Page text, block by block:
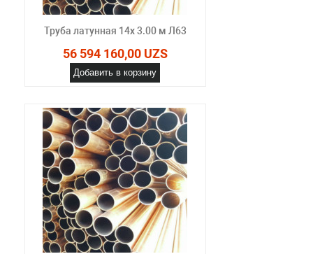
Труба латунная 14х 3.00 м Л63
56 594 160,00 UZS
Добавить в корзину